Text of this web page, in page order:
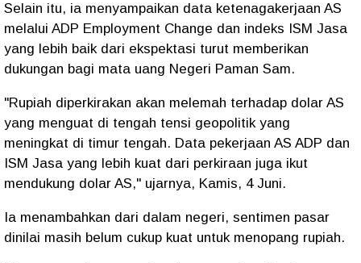
Selain itu, ia menyampaikan data ketenagakerjaan AS
melalui ADP Employment Change dan indeks ISM Jasa
yang lebih baik dari ekspektasi turut memberikan
dukungan bagi mata uang Negeri Paman Sam.
"Rupiah diperkirakan akan melemah terhadap dolar AS
yang menguat di tengah tensi geopolitik yang
meningkat di timur tengah. Data pekerjaan AS ADP dan
ISM Jasa yang lebih kuat dari perkiraan juga ikut
mendukung dolar AS," ujarnya, Kamis, 4 Juni.
Ia menambahkan dari dalam negeri, sentimen pasar
dinilai masih belum cukup kuat untuk menopang rupiah.